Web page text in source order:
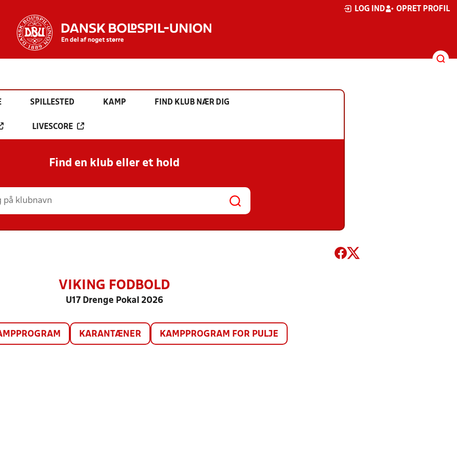
LOG IND OPRET PROFIL
SPILLESTED KAMP FIND KLUB NÆR DIG
LIVESCORE
Find en klub eller et hold
VIKING FODBOLD
U17 Drenge Pokal 2026
KARANTÆNER KAMPPROGRAM FOR PULJE